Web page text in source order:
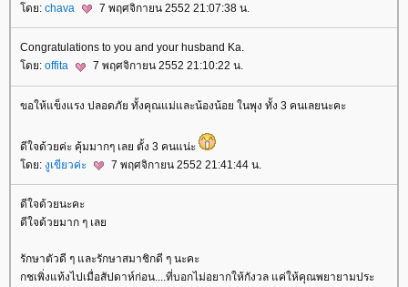
ดย: chava 7 พฤศจิกายน 2552 21:07:38 น.
Congratulations to you and your husband Ka.
ดย: offita 7 พฤศจิกายน 2552 21:10:22 น.
ขอให้แข็งแรง ปลอดภัย ทั้งคุณแม่และน้องน้อย ในพุง ทั้ง 3 คนเลยนะคะ
ดีใจด้วยค่ะ คุ้มมากๆ เลย ตั้ง 3 คนแน่ะ
ดย: งูเขียวค่ะ 7 พฤศจิกายน 2552 21:41:44 น.
ดีใจด้วยนะคะ
ดีใจด้วยมาก ๆ เล
รักษาตัวดี ๆ และรักษาสมาชิกดี ๆ นะคะ
กชเพิ่งแท้งไปเมื่อสัปดาห์ก่อน....ที่บอกไม่อยากให้กังวล แค่ให้คุณพยายามประ